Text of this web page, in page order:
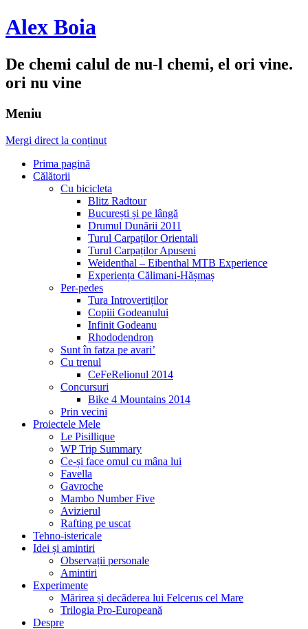
Alex Boia
De chemi calul de nu-l chemi, el ori vine.
ori nu vine
Meniu
Mergi direct la conținut
Prima pagină
Călătorii
Cu bicicleta
Blitz Radtour
București și pe lângă
Drumul Dunării 2011
Turul Carpaților Orientali
Turul Carpaților Apuseni
Weidenthal – Eibenthal MTB Experience
Experiența Călimani-Hășmaș
Per-pedes
Tura Introvertiților
Copiii Godeanului
Infinit Godeanu
Rhododendron
Sunt în fatza pe avari’
Cu trenul
CeFeRelionul 2014
Concursuri
Bike 4 Mountains 2014
Prin vecini
Proiectele Mele
Le Pisillique
WP Trip Summary
Ce-și face omul cu mâna lui
Favella
Gavroche
Mambo Number Five
Avizierul
Rafting pe uscat
Tehno-istericale
Idei și amintiri
Observații personale
Amintiri
Experimente
Mărirea și decăderea lui Felcerus cel Mare
Trilogia Pro-Europeană
Despre